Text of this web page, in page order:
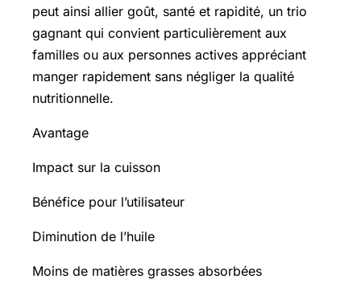
peut ainsi allier goût, santé et rapidité, un trio
gagnant qui convient particulièrement aux
familles ou aux personnes actives appréciant
manger rapidement sans négliger la qualité
nutritionnelle.
Avantage
Impact sur la cuisson
Bénéfice pour l’utilisateur
Diminution de l’huile
Moins de matières grasses absorbées